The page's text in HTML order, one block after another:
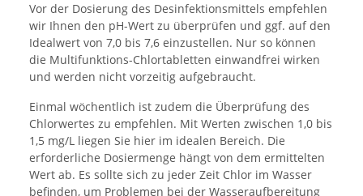
Vor der Dosierung des Desinfektionsmittels empfehlen
wir Ihnen den pH-Wert zu überprüfen und ggf. auf den
Idealwert von 7,0 bis 7,6 einzustellen. Nur so können
die Multifunktions-Chlortabletten einwandfrei wirken
und werden nicht vorzeitig aufgebraucht.
Einmal wöchentlich ist zudem die Überprüfung des
Chlorwertes zu empfehlen. Mit Werten zwischen 1,0 bis
1,5 mg/L liegen Sie hier im idealen Bereich. Die
erforderliche Dosiermenge hängt von dem ermittelten
Wert ab. Es sollte sich zu jeder Zeit Chlor im Wasser
befinden, um Problemen bei der Wasseraufbereitung